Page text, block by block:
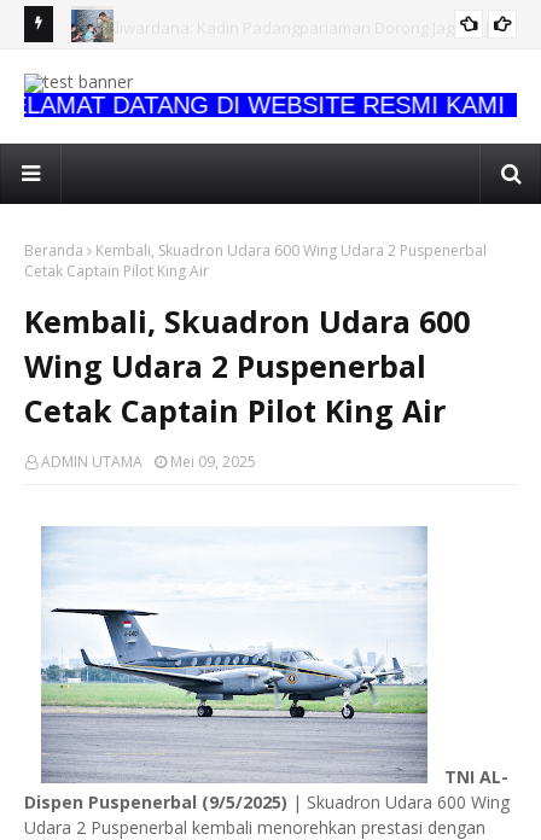
SYUKUR ATAS KESUKSESAN LATIHAN OPERASI AMFIBI
DATANG DI WEBSITE RESMI KAMI
Beranda
Kembali, Skuadron Udara 600 Wing Udara 2 Puspenerbal
Cetak Captain Pilot King Air
Kembali, Skuadron Udara 600
Wing Udara 2 Puspenerbal
Cetak Captain Pilot King Air
ADMIN UTAMA Mei 09, 2025
TNI AL-
Dispen Puspenerbal (9/5/2025) | Skuadron Udara 600 Wing
Udara 2 Puspenerbal kembali menorehkan prestasi dengan